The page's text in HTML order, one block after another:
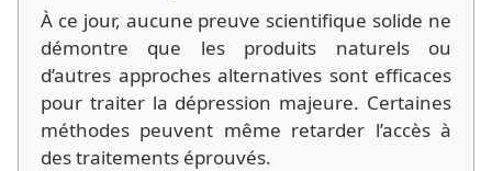
À ce jour, aucune preuve scientifique solide ne
démontre que les produits naturels ou
d’autres approches alternatives sont efficaces
pour traiter la dépression majeure. Certaines
méthodes peuvent même retarder l’accès à
des traitements éprouvés.